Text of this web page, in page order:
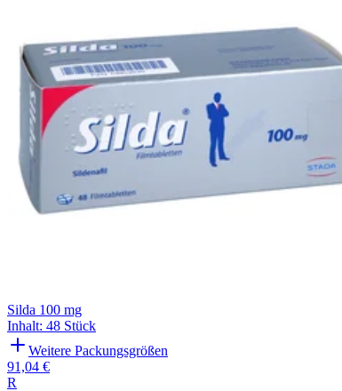
Silda 100 mg
Inhalt: 48 Stück
Weitere Packungsgrößen
91,04 €
R